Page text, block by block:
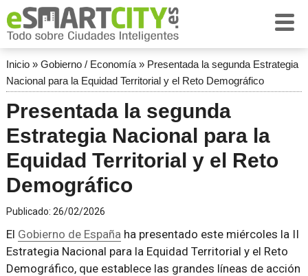
Inicio» Gobierno / Economía» Presentada la segunda Estrategia
Nacional para la Equidad Territorial y el Reto Demográfico
Presentada la segunda
Estrategia Nacional para la
Equidad Territorial y el Reto
Demográfico
Publicado: 26/02/2026
El Gobierno de Españaha presentado este miércoles la II
Estrategia Nacional para la Equidad Territorial y el Reto
Demográfico, que establece las grandes líneas de acción